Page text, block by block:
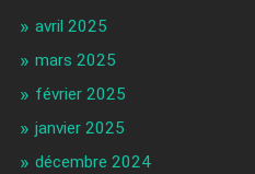
avril 2025
mars 2025
février 2025
janvier 2025
décembre 2024